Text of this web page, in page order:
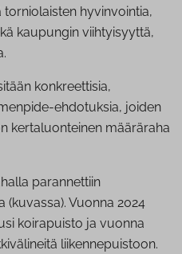
hyvinvointia,
kaupungin viihtyisyyttä,
konkreettisia,
ehdotuksia, joiden
kertaluonteinen määräraha
parannettiin
Vuonna 2024
koirapuisto ja vuonna
liikennepuistoon.